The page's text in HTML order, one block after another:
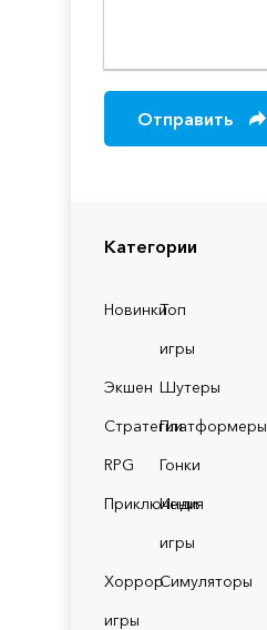
Категории
НовинкиТоп
игры
Экшен Шутеры
СтратегииПлатформеры
RPG
Гонки
Приключения
Инди
игры
Хоррор
игры
Симуляторы
Отправить